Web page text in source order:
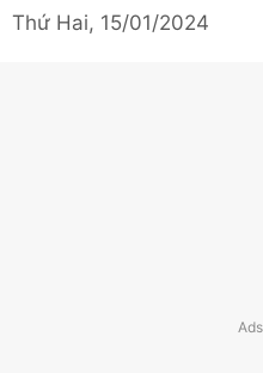
Thứ Hai, 15/01/2024